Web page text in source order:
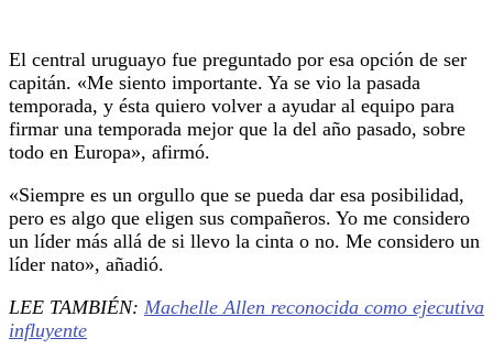
El central uruguayo fue preguntado por esa opción de ser
capitán. «Me siento importante. Ya se vio la pasada
temporada, y ésta quiero volver a ayudar al equipo para
firmar una temporada mejor que la del año pasado, sobre
todo en Europa», afirmó.
«Siempre es un orgullo que se pueda dar esa posibilidad,
pero es algo que eligen sus compañeros. Yo me considero
un líder más allá de si llevo la cinta o no. Me considero un
líder nato», añadió.
LEE TAMBIÉN: Machelle Allen reconocida como ejecutiva
influyente